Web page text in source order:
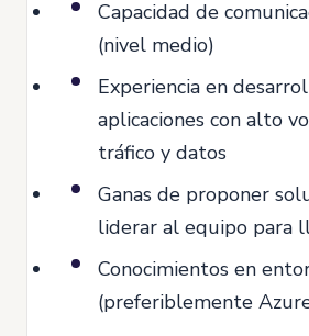
Capacidad de
(nivel medio)
Experiencia en
aplicaciones con alto
tráfico y datos
Ganas de proponer
liderar al equipo para
Conocimientos en
(preferiblemente